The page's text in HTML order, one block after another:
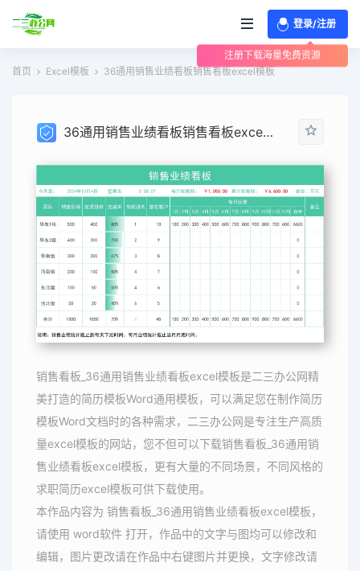
登录/注册
注册下载海量免费资源
首页
Excel模板 36通用销售业绩看板销售看板excel模板
36通用销售业绩看板销售看板excel模板
销售看板_36通用销售业绩看板excel模板是二三办公网精
美打造的简历模板Word通用模板，可以满足您在制作简历
模板Word文档时的各种需求，二三办公网是专注生产高质
量excel模板的网站，您不但可以下载销售看板_36通用销
售业绩看板excel模板，更有大量的不同场景，不同风格的
求职简历excel模板可供下载使用。
本作品内容为 销售看板_36通用销售业绩看板excel模板，
请使用 word软件 打开，作品中的文字与图均可以修改和
编辑，图片更改请在作品中右键图片并更换，文字修改请